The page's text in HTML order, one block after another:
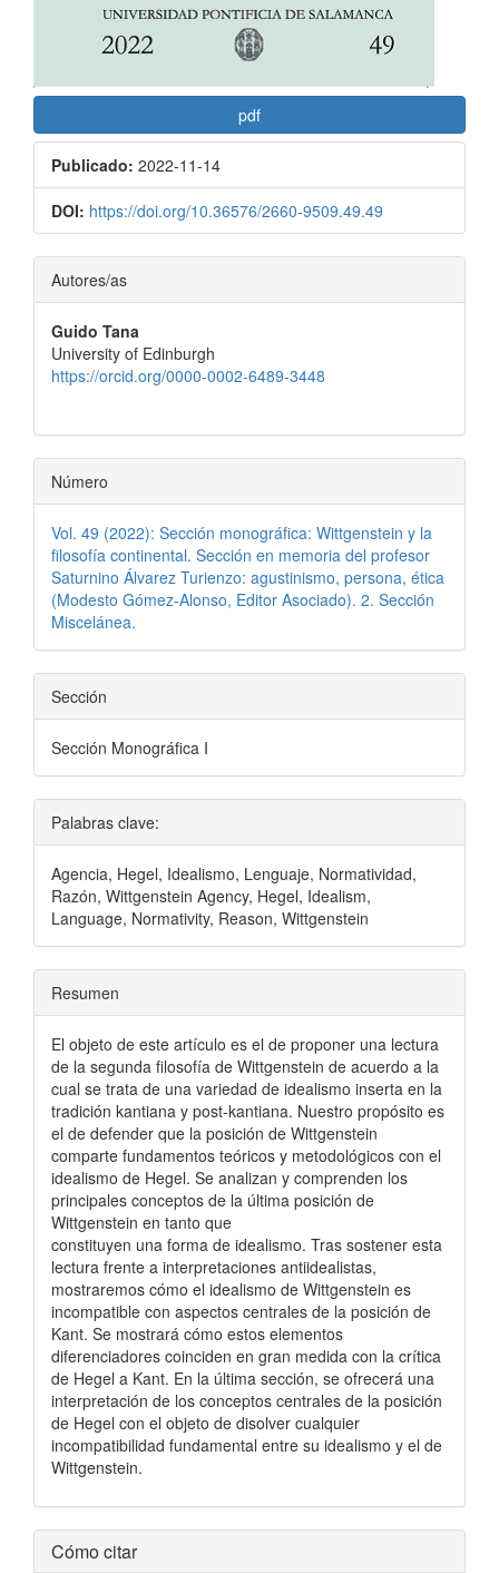
pdf
Publicado: 2022-11-14
DOI: https://doi.org/10.36576/2660-9509.49.49
Contenido
principal
del
artículo
Autores/as
Guido Tana
University of Edinburgh
https://orcid.org/0000-0002-6489-3448
Número
Vol. 49 (2022): Sección monográfica: Wittgenstein y la
filosofía continental. Sección en memoria del profesor
Saturnino Álvarez Turienzo: agustinismo, persona, ética
(Modesto Gómez-Alonso, Editor Asociado). 2. Sección
Miscelánea.
Sección
Sección Monográfica I
Palabras clave:
Agencia, Hegel, Idealismo, Lenguaje, Normatividad,
Razón, Wittgenstein Agency, Hegel, Idealism,
Language, Normativity, Reason, Wittgenstein
Resumen
El objeto de este artículo es el de proponer una lectura
de la segunda filosofía de Wittgenstein de acuerdo a la
cual se trata de una variedad de idealismo inserta en la
tradición kantiana y post-kantiana. Nuestro propósito es
el de defender que la posición de Wittgenstein
comparte fundamentos teóricos y metodológicos con el
idealismo de Hegel. Se analizan y comprenden los
principales conceptos de la última posición de
Wittgenstein en tanto que
constituyen una forma de idealismo. Tras sostener esta
lectura frente a interpretaciones antiidealistas,
mostraremos cómo el idealismo de Wittgenstein es
incompatible con aspectos centrales de la posición de
Kant. Se mostrará cómo estos elementos
diferenciadores coinciden en gran medida con la crítica
de Hegel a Kant. En la última sección, se ofrecerá una
interpretación de los conceptos centrales de la posición
de Hegel con el objeto de disolver cualquier
incompatibilidad fundamental entre su idealismo y el de
Wittgenstein.
Detalles
Cómo citar